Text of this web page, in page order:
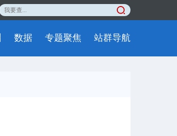
数据 专题聚焦 站群导航